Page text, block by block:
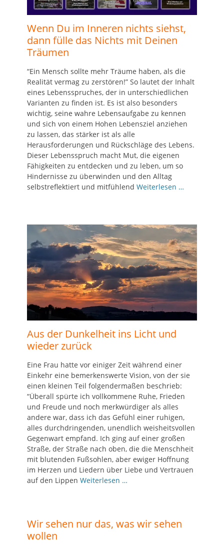
Wenn Du im Inneren nichts siehst,
dann fülle das Nichts mit Deinen
Träumen
“Ein Mensch sollte mehr Träume haben, als die
Realität vermag zu zerstören!” So lautet der Inhalt
eines Lebensspruches, der in unterschiedlichen
Varianten zu finden ist. Es ist also besonders
wichtig, seine wahre Lebensaufgabe zu kennen
und sich von einem Hohen Lebensziel anziehen
zu lassen, das stärker ist als alle
Herausforderungen und Rückschläge des Lebens.
Dieser Lebensspruch macht Mut, die eigenen
Fähigkeiten zu entdecken und zu leben, um so
Hindernisse zu überwinden und den Alltag
selbstreflektiert und mitfühlend Weiterlesen …
Aus der Dunkelheit ins Licht und
wieder zurück
Eine Frau hatte vor einiger Zeit während einer
Einkehr eine bemerkenswerte Vision, von der sie
einen kleinen Teil folgendermaßen beschrieb:
“Überall spürte ich vollkommene Ruhe, Frieden
und Freude und noch merkwürdiger als alles
andere war, dass ich das Gefühl einer ruhigen,
alles durchdringenden, unendlich weisheitsvollen
Gegenwart empfand. Ich ging auf einer großen
Straße, der Straße nach oben, die die Menschheit
mit blutenden Fußsohlen, aber ewiger Hoffnung
im Herzen und Liedern über Liebe und Vertrauen
auf den Lippen Weiterlesen …
Wir sehen nur das, was wir sehen
wollen